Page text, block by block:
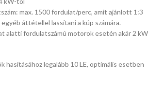
max. 1500 fordulat/perc, amit ajánlott 1:3
egyéb áttétellel lassítani a kúp számára.
alatti fordulatszámú motorok esetén akár 2 kW
hasításához legalább 10 LE, optimális esetben